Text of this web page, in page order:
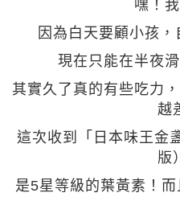
嘿！
因為白天要顧小孩
現在只能在半夜
其實久了真的有些吃力
越
這次收到「日本味王金
版
是5星等級的葉黃素！